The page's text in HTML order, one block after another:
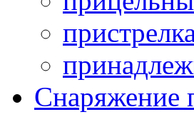
Снаряжение